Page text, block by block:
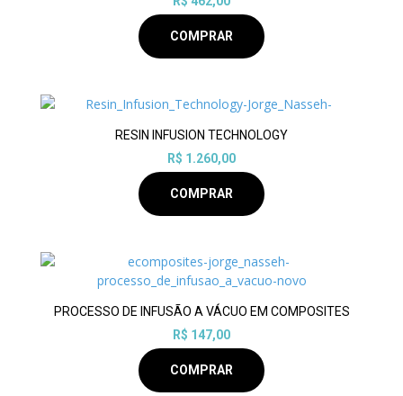
COMPRAR
RESIN INFUSION TECHNOLOGY
R$ 1.260,00
COMPRAR
PROCESSO DE INFUSÃO A VÁCUO EM COMPOSITES
R$ 147,00
COMPRAR